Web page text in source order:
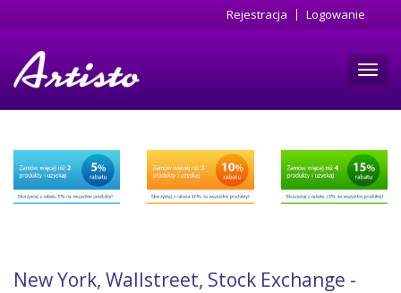
do
Rejestracja Logowanie
New York, Wallstreet, Stock Exchange -